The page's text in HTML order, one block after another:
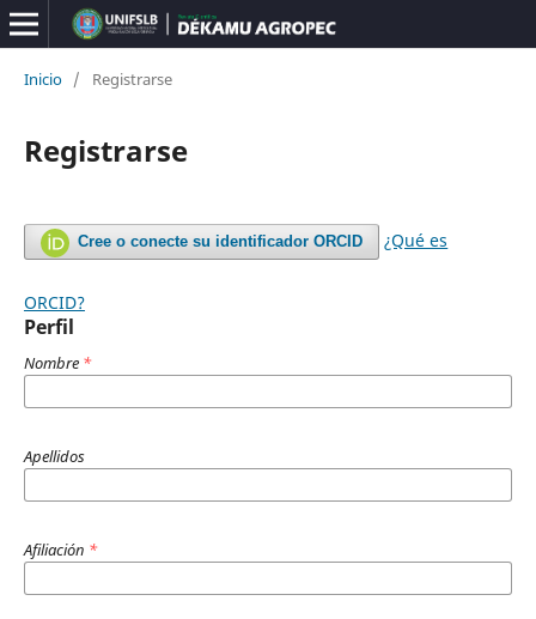
Inicio / Registrarse
Registrarse
Cree o conecte su identificador ORCID ¿Qué es
ORCID?
Perfil
Nombre *
Apellidos
Afiliación *